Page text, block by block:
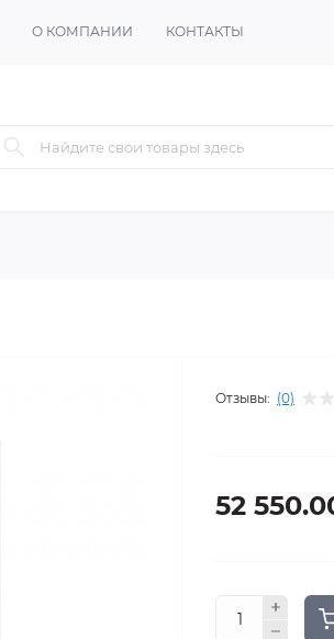
О КОМПАНИИ КОНТАКТЫ
Отзывы: (0)
52